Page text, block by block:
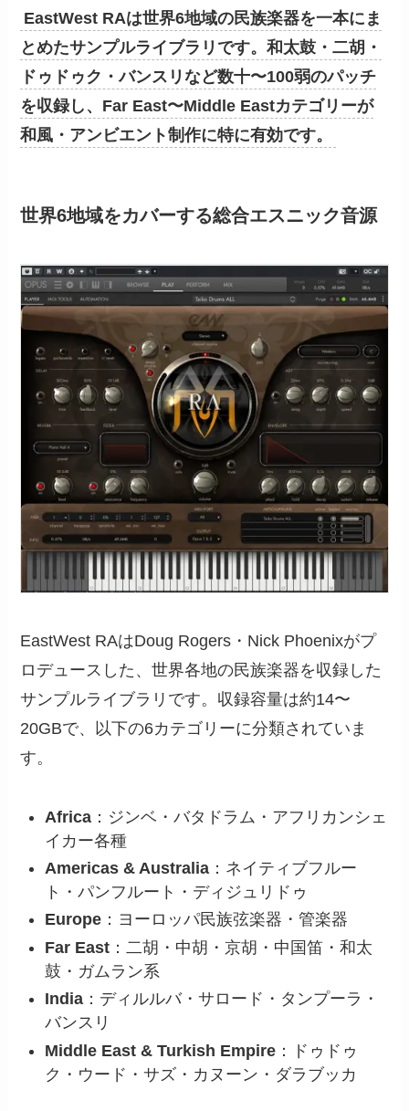
EastWest RAは世界6地域の民族楽器を一本にま
とめたサンプルライブラリです。和太鼓・二胡・
ドゥドゥク・バンスリなど数十〜100弱のパッチ
を収録し、Far East〜Middle Eastカテゴリーが
和風・アンビエント制作に特に有効です。
世界6地域をカバーする総合エスニック音源
EastWest RAはDoug Rogers・Nick Phoenixがプ
ロデュースした、世界各地の民族楽器を収録した
サンプルライブラリです。収録容量は約14〜
20GBで、以下の6カテゴリーに分類されていま
す。
Africa ：ジンベ・バタドラム・アフリカンシェ
イカー各種
Americas & Australia ：ネイティブフルー
ト・パンフルート・ディジュリドゥ
Europe ：ヨーロッパ民族弦楽器・管楽器
Far East ：二胡・中胡・京胡・中国笛・和太
鼓・ガムラン系
India ：ディルルバ・サロード・タンプーラ・
バンスリ
Middle East & Turkish Empire ：ドゥドゥ
ク・ウード・サズ・カヌーン・ダラブッカ